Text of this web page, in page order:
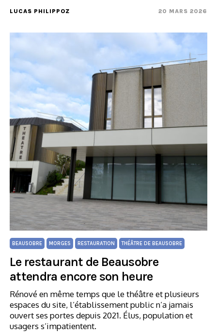
LUCAS PHILIPPOZ 20 MARS 2026
BEAUSOBRE MORGES RESTAURATION THÉÂTRE DE BEAUSOBRE
Le restaurant de Beausobre
attendra encore son heure
Rénové en même temps que le théâtre et plusieurs
espaces du site, l’établissement public n’a jamais
ouvert ses portes depuis 2021. Élus, population et
usagers s’impatientent.